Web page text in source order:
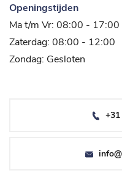
Openingstijden
Ma t/m Vr: 08:00 - 17:00
Zaterdag: 08:00 - 12:00
Zondag: Gesloten